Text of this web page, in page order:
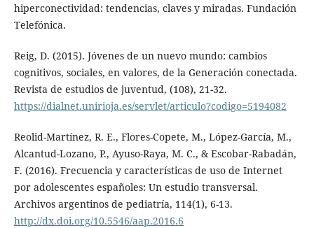
hiperconectividad: tendencias, claves y miradas. Fundación
Telefónica.
Reig, D. (2015). Jóvenes de un nuevo mundo: cambios
cognitivos, sociales, en valores, de la Generación conectada.
Revista de estudios de juventud, (108), 21-32.
https://dialnet.unirioja.es/servlet/articulo?codigo=5194082
Reolid-Martínez, R. E., Flores-Copete, M., López-García, M.,
Alcantud-Lozano, P., Ayuso-Raya, M. C., & Escobar-Rabadán,
F. (2016). Frecuencia y características de uso de Internet
por adolescentes españoles: Un estudio transversal.
Archivos argentinos de pediatría, 114(1), 6-13.
http://dx.doi.org/10.5546/aap.2016.6